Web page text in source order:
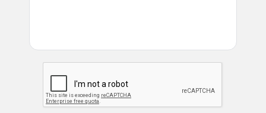
Page 15 - GGT (PARTS LIST)
8CONVERSION GGTInstructions are for conversion from
conversion should be done before connecting
Page 16